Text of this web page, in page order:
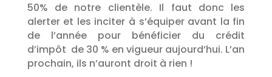
50% de notre clientèle. Il faut donc les
alerter et les inciter à s’équiper avant la fin
de l’année pour bénéficier du crédit
d’impôt de 30 % en vigueur aujourd’hui. L’an
prochain, ils n’auront droit à rien !